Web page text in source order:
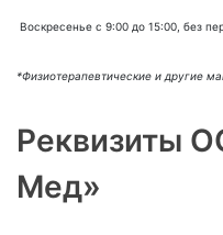
Воскресенье с 9:00 до 15:00, без
*Физиотерапевтические и другие
Реквизиты
Мед»